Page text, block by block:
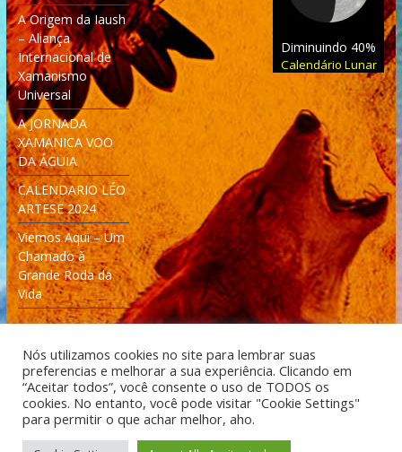
A Origem da Iaush
– Aliança
Internacional de
Xamanismo
Universal
A JORNADA
XAMANICA VOO
DA ÁGUIA
CALENDARIO LÉO
ARTESE 2024
Viemos Aqui – Um
Chamado à
Grande Roda da
Vida
Diminuindo 40%
Calendário Lunar
Desenvolvido: Moleculas4D - Engenharia Espacial e
Tecnologia [moleculas4d.com.br]
Nós utilizamos cookies no site para lembrar suas
preferencias e melhorar a sua experiência. Clicando em
“Aceitar todos”, você consente o uso de TODOS os
cookies. No entanto, você pode visitar "Cookie Settings"
para permitir o que achar melhor, aho.